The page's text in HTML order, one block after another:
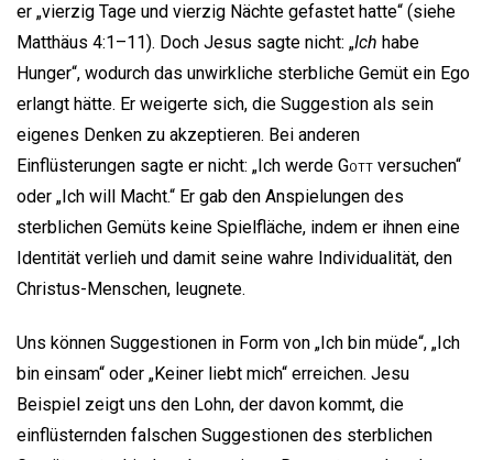
er „vierzig Tage und vierzig Nächte gefastet hatte“ (siehe
Matthäus 4:1–11). Doch Jesus sagte nicht: „Ich habe
Hunger“, wodurch das unwirkliche sterbliche Gemüt ein Ego
erlangt hätte. Er weigerte sich, die Suggestion als sein
eigenes Denken zu akzeptieren. Bei anderen
Einflüsterungen sagte er nicht: „Ich werde Gott versuchen“
oder „Ich will Macht.“ Er gab den Anspielungen des
sterblichen Gemüts keine Spielfläche, indem er ihnen eine
Identität verlieh und damit seine wahre Individualität, den
Christus-Menschen, leugnete.
Uns können Suggestionen in Form von „Ich bin müde“, „Ich
bin einsam“ oder „Keiner liebt mich“ erreichen. Jesu
Beispiel zeigt uns den Lohn, der davon kommt, die
einflüsternden falschen Suggestionen des sterblichen